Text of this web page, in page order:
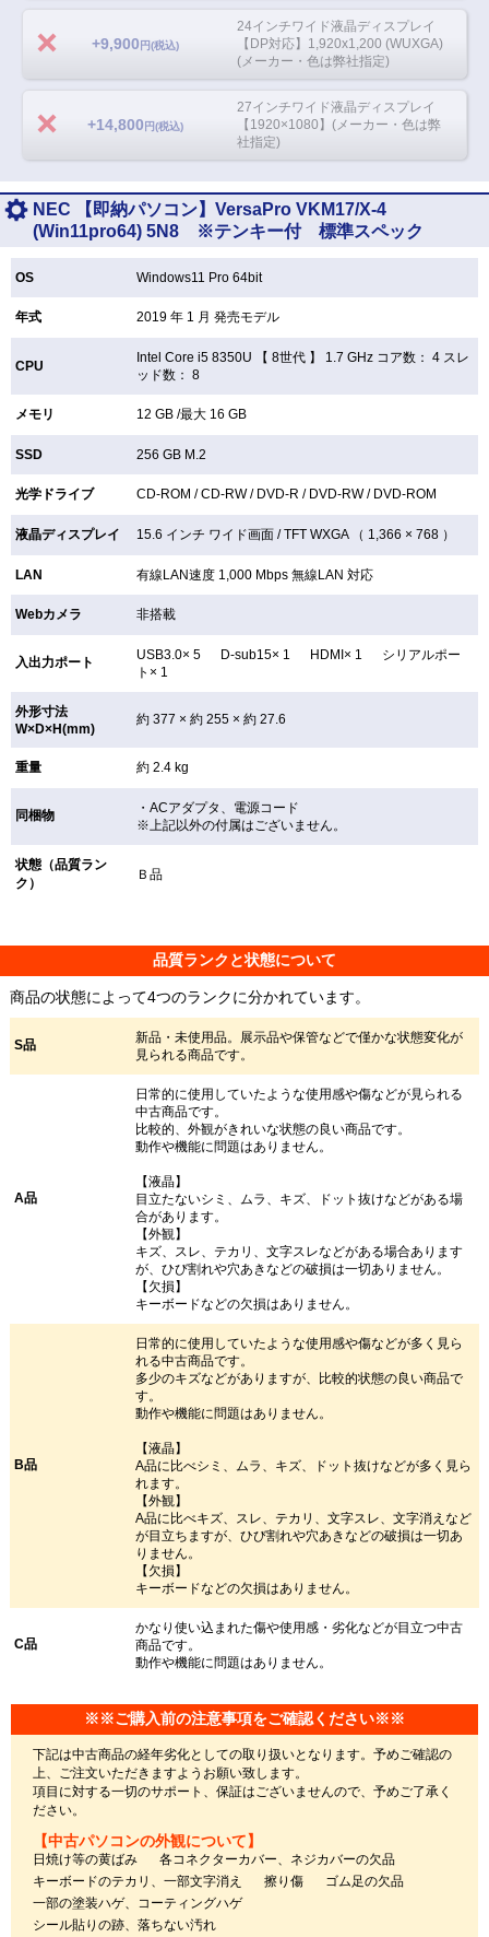
+9,900 円(税込)
24インチワイド液晶ディスプレイ
【DP対応】1,920x1,200 (WUXGA)
(メーカー・色は弊社指定)
+14,800 円(税込)
27インチワイド液晶ディスプレイ
【1920×1080】(メーカー・色は弊
社指定)
NEC 【即納パソコン】VersaPro VKM17/X-4
(Win11pro64) 5N8 ※テンキー付 標準スペック
OS Windows11 Pro 64bit
年式 2019 年 1 月 発売モデル
CPU
Intel Core i5 8350U 【8世代 】 1.7 GHz コア数： 4 スレ
ッド数： 8
メモリ 12 GB /最大 16 GB
SSD 256 GB M.2
光学ドライブ CD-ROM /CD-RW / DVD-R / DVD-RW / DVD-ROM
液晶ディスプレイ 15.6 インチ ワイド画面 /TFTWXGA （ 1,366 × 768 ）
LAN 有線LAN速度 1,000 Mbps 無線LAN対応
Webカメラ 非搭載
入出力ポート
USB3.0× 5 D-sub15× 1 HDMI× 1 シリアルポー
ト× 1
外形寸法
W×D×H(mm)
約 377 × 約 255 × 約 27.6
重量 約 2.4 kg
同梱物
・ACアダプタ、電源コード
※上記以外の付属はございません。
状態（品質ラン
ク）
Ｂ品
品質ランクと状態について
商品の状態によって4つのランクに分かれています。
S品
新品・未使用品。展示品や保管などで僅かな状態変化が
見られる商品です。
A品
日常的に使用していたような使用感や傷などが見られる
中古商品です。
比較的、外観がきれいな状態の良い商品です。
動作や機能に問題はありません。
【液晶】
目立たないシミ、ムラ、キズ、ドット抜けなどがある場
合があります。
【外観】
キズ、スレ、テカリ、文字スレなどがある場合あります
が、ひび割れや穴あきなどの破損は一切ありません。
【欠損】
キーボードなどの欠損はありません。
B品
日常的に使用していたような使用感や傷などが多く見ら
れる中古商品です。
多少のキズなどがありますが、比較的状態の良い商品で
す。
動作や機能に問題はありません。
【液晶】
A品に比べシミ、ムラ、キズ、ドット抜けなどが多く見ら
れます。
【外観】
A品に比べキズ、スレ、テカリ、文字スレ、文字消えなど
が目立ちますが、ひび割れや穴あきなどの破損は一切あ
りません。
【欠損】
キーボードなどの欠損はありません。
C品
かなり使い込まれた傷や使用感・劣化などが目立つ中古
商品です。
動作や機能に問題はありません。
※※ご購入前の注意事項をご確認ください※※
下記は中古商品の経年劣化としての取り扱いとなります。予めご確認の
上、ご注文いただきますようお願い致します。
項目に対する一切のサポート、保証はございませんので、予めご了承く
ださい。
【中古パソコンの外観について】
日焼け等の黄ばみ
各コネクターカバー、ネジカバーの欠品
キーボードのテカリ、一部文字消え
擦り傷
ゴム足の欠品
一部の塗装ハゲ、コーティングハゲ
シール貼りの跡、落ちない汚れ